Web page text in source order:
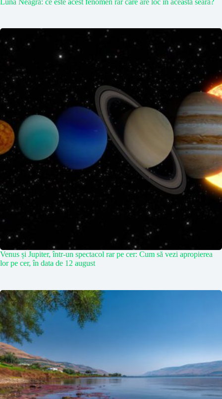
Venus și Jupiter, într-un spectacol rar pe cer: Cum să vezi apropierea
lor pe cer, în data de 12 august